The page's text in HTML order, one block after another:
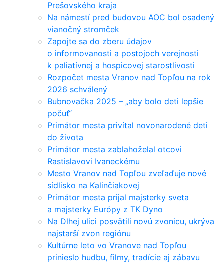
Prešovského kraja
Na námestí pred budovou AOC bol osadený
vianočný stromček
Zapojte sa do zberu údajov
o informovanosti a postojoch verejnosti
k paliatívnej a hospicovej starostlivosti
Rozpočet mesta Vranov nad Topľou na rok
2026 schválený
Bubnovačka 2025 – „aby bolo deti lepšie
počuť“
Primátor mesta privítal novonarodené deti
do života
Primátor mesta zablahoželal otcovi
Rastislavovi Ivaneckému
Mesto Vranov nad Topľou zveľaďuje nové
sídlisko na Kalinčiakovej
Primátor mesta prijal majsterky sveta
a majsterky Európy z TK Dyno
Na Dlhej ulici posvätili novú zvonicu, ukrýva
najstarší zvon regiónu
Kultúrne leto vo Vranove nad Topľou
prinieslo hudbu, filmy, tradície aj zábavu